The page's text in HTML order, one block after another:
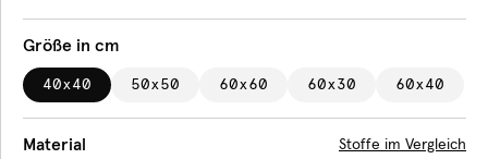
Größe in cm
40x40 50x50 60x60 60x30 60x40
Material Stoffe im Vergleich